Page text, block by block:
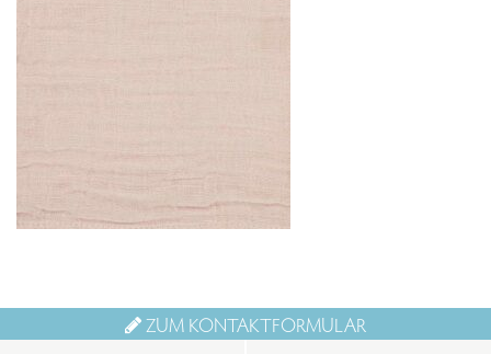
ZUM KONTAKTFORMULAR